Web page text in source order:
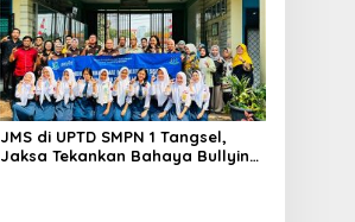
JMS di UPTD SMPN 1 Tangsel,
Jaksa Tekankan Bahaya Bullying